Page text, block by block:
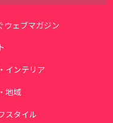
ウェブマガジン
インテリア
地域
スタイル